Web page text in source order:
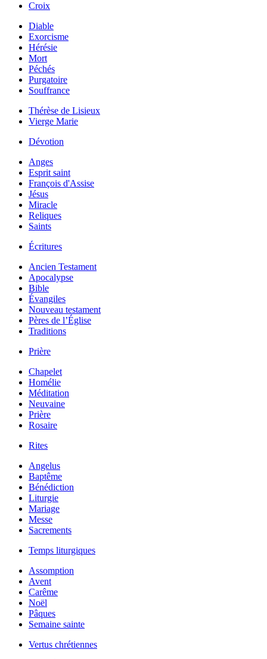
Croix
Diable
Exorcisme
Hérésie
Mort
Péchés
Purgatoire
Souffrance
Thérèse de Lisieux
Vierge Marie
Dévotion
Anges
Esprit saint
François d'Assise
Jésus
Miracle
Reliques
Saints
Écritures
Ancien Testament
Apocalypse
Bible
Évangiles
Nouveau testament
Pères de l’Église
Traditions
Prière
Chapelet
Homélie
Méditation
Neuvaine
Prière
Rosaire
Rites
Angelus
Baptême
Bénédiction
Liturgie
Mariage
Messe
Sacrements
Temps liturgiques
Assomption
Avent
Carême
Noël
Pâques
Semaine sainte
Vertus chrétiennes